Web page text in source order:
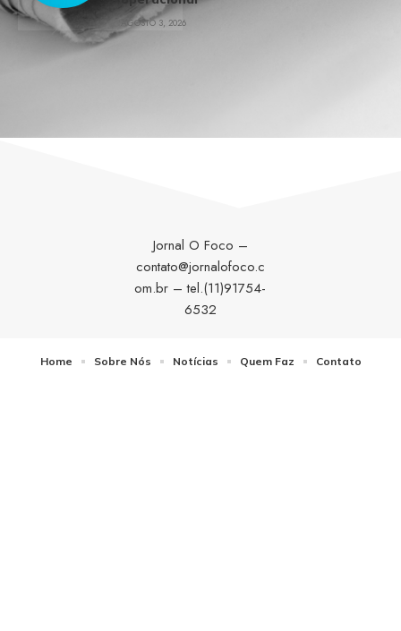
AGOSTO 3, 2026
Jornal O Foco –
contato@jornalofoco.c
om.br – tel.(11)91754-
6532
Home Sobre Nós Notícias Quem Faz Contato